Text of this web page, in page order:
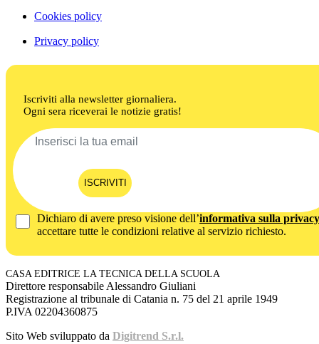
Cookies policy
Privacy policy
Iscriviti alla newsletter giornaliera.
Ogni sera riceverai le notizie gratis!
ISCRIVITI
Dichiaro di avere preso visione dell’informativa sulla privacy
accettare tutte le condizioni relative al servizio richiesto.
CASA EDITRICE LA TECNICA DELLA SCUOLA
Direttore responsabile Alessandro Giuliani
Registrazione al tribunale di Catania n. 75 del 21 aprile 1949
P.IVA 02204360875
Sito Web sviluppato da Digitrend S.r.l.